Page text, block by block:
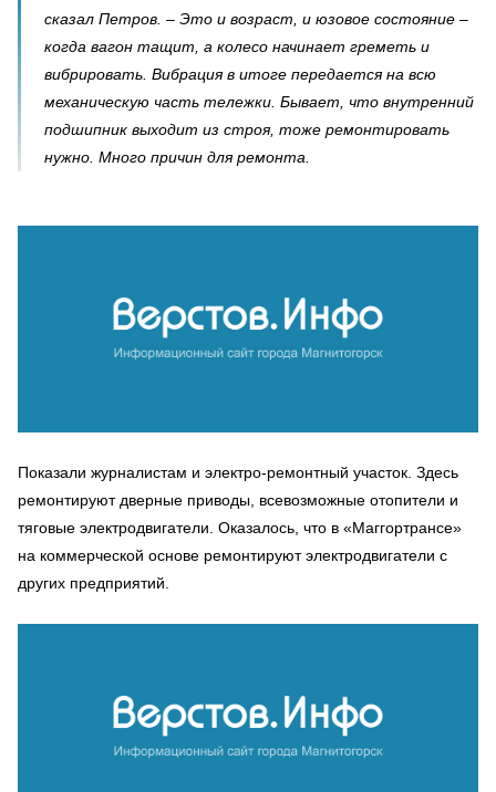
сказал Петров. – Это и возраст, и юзовое состояние –
когда вагон тащит, а колесо начинает греметь и
вибрировать. Вибрация в итоге передается на всю
механическую часть тележки. Бывает, что внутренний
подшипник выходит из строя, тоже ремонтировать
нужно. Много причин для ремонта.
Показали журналистам и электро-ремонтный участок. Здесь
ремонтируют дверные приводы, всевозможные отопители и
тяговые электродвигатели. Оказалось, что в «Маггортрансе»
на коммерческой основе ремонтируют электродвигатели с
других предприятий.